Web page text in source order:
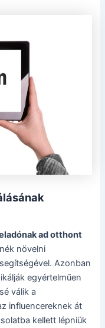
ad otthont
növelni
Azonban
egyértelműen
válik a
influencereknek át
kellett lépniük